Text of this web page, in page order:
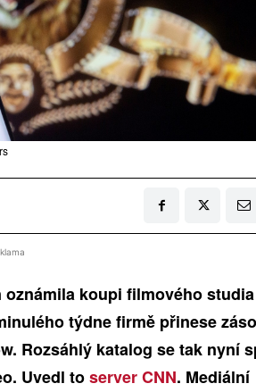
koupi filmového
týdne firmě přinese
Rozsáhlý katalog se tak nyní
Uvedl toserver CNN. Mediální